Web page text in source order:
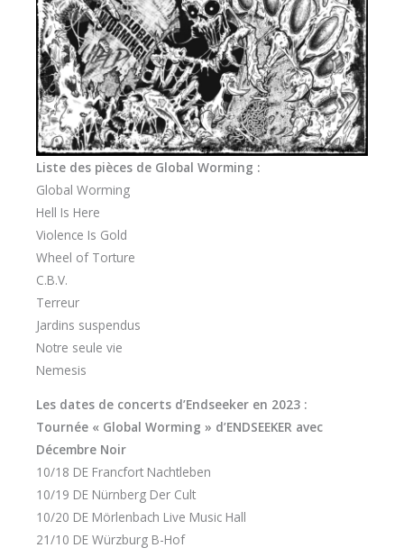
Liste des pièces de Global Worming :
Global Worming
Hell Is Here
Violence Is Gold
Wheel of Torture
C.B.V.
Terreur
Jardins suspendus
Notre seule vie
Nemesis
Les dates de concerts d’Endseeker en 2023 :
Tournée « Global Worming » d’ENDSEEKER avec
Décembre Noir
10/18 DE Francfort Nachtleben
10/19 DE Nürnberg Der Cult
10/20 DE Mörlenbach Live Music Hall
21/10 DE Würzburg B-Hof